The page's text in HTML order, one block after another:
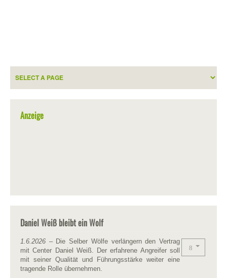
Anzeige
Daniel Weiß bleibt ein Wolf
1.6.2026 – Die Selber Wölfe verlängern den Vertrag
mit Center Daniel Weiß. Der erfahrene Angreifer soll
mit seiner Qualität und Führungsstärke weiter eine
tragende Rolle übernehmen.